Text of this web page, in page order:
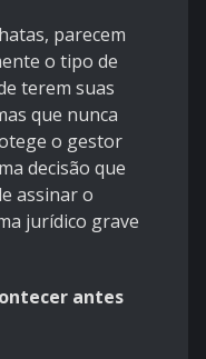
parecem
o tipo de
terem suas
que nunca
o gestor
decisão que
assinar o
jurídico grave
antes